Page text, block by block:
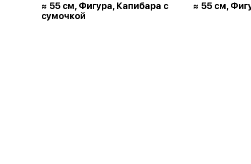
≈ 55 см, Фигура, Капибара с
сумочкой
≈ 55 см,